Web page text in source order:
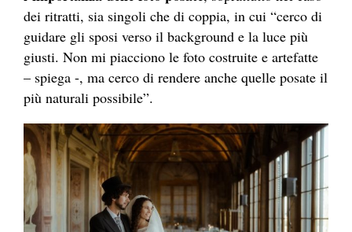
dei ritratti, sia singoli che di coppia, in cui “cerco di
guidare gli sposi verso il background e la luce più
giusti. Non mi piacciono le foto costruite e artefatte
– spiega -, ma cerco di rendere anche quelle posate il
più naturali possibile”.